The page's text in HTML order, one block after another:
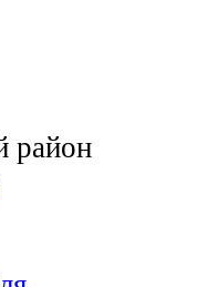
район